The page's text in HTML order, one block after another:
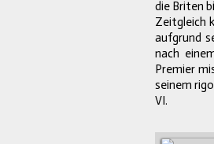
die Briten
Zeitgleich
aufgrund
nach
Premier
seinem
VI.